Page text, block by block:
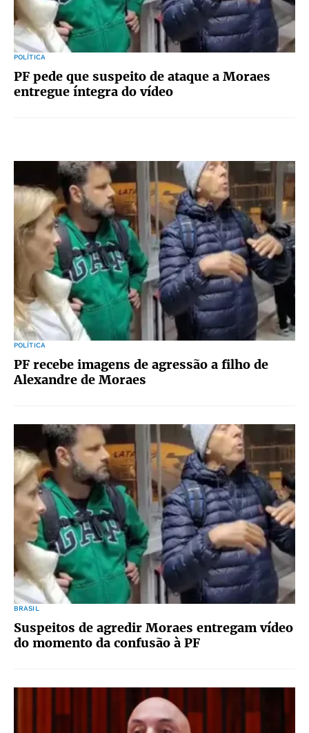
POLÍTICA
PF pede que suspeito de ataque a Moraes
entregue íntegra do vídeo
POLÍTICA
PF recebe imagens de agressão a filho de
Alexandre de Moraes
BRASIL
Suspeitos de agredir Moraes entregam vídeo
do momento da confusão à PF